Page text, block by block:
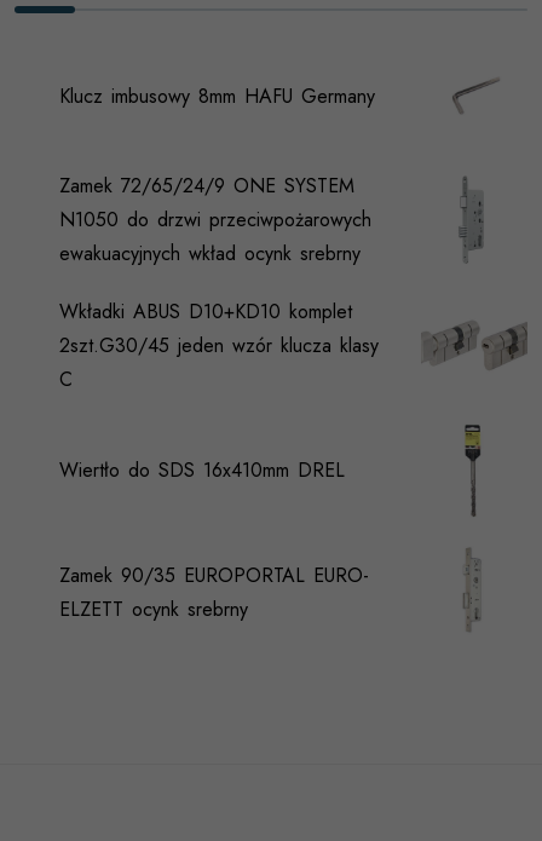
Klucz imbusowy 8mm HAFU Germany
Zamek 72/65/24/9 ONE SYSTEM
N1050 do drzwi przeciwpożarowych
ewakuacyjnych wkład ocynk srebrny
Wkładki ABUS D10+KD10 komplet
2szt.G30/45 jeden wzór klucza klasy
C
Wiertło do SDS 16x410mm DREL
Zamek 90/35 EUROPORTAL EURO-
ELZETT ocynk srebrny